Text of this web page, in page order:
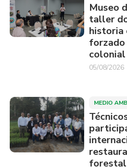
Museo
taller
historia
forzado
colonial
05/08/2026
MEDIO
forestal